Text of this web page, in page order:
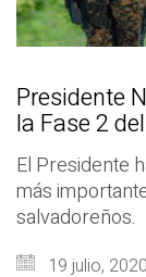
Presidente
la Fase 2
El Presidente
más
salvadoreños.
19 julio, 2020